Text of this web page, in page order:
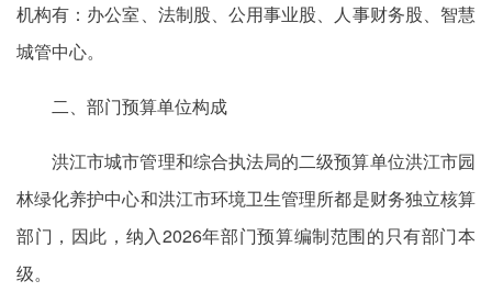
机构有：办公室、法制股、公用事业股、人事财务股、智慧
城管中心。
二、部门预算单位构成
洪江市城市管理和综合执法局的二级预算单位洪江市园
林绿化养护中心和洪江市环境卫生管理所都是财务独立核算
部门，因此，纳入2026年部门预算编制范围的只有部门本
级。